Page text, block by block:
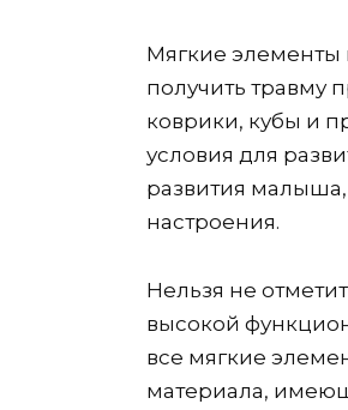
Мягкие элементы
получить травму
коврики, кубы и
условия для
развития малыша,
настроения.
Нельзя не
высокой
все мягкие
материала,